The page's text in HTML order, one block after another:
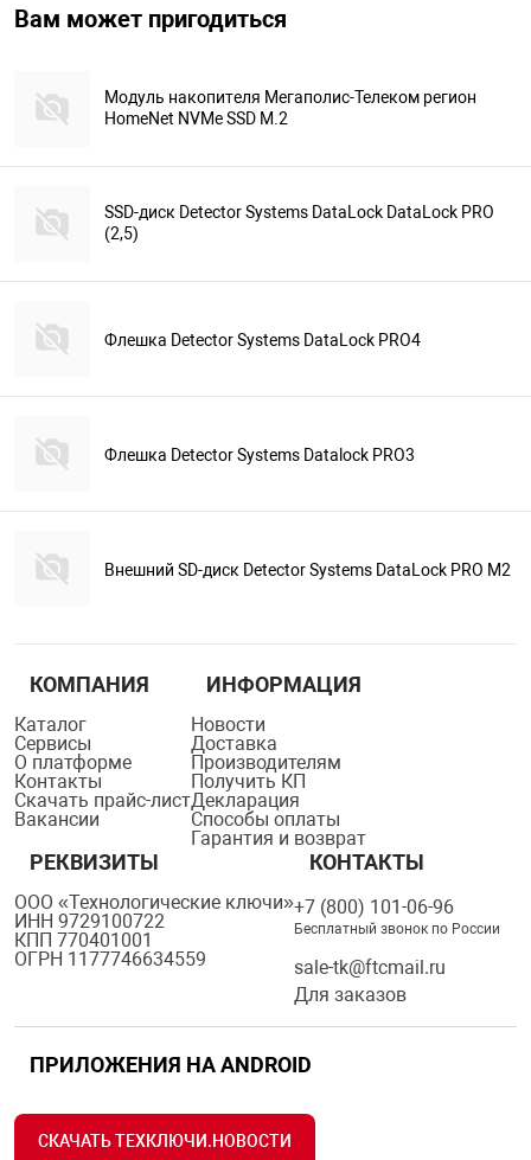
Вам может пригодиться
Модуль накопителя Мегаполис-Телеком регион
HomeNet NVMe SSD M.2
SSD-диск Detector Systems DataLock DataLock PRO
(2,5)
Флешка Detector Systems DataLock PRO4
Флешка Detector Systems Datalock PRO3
Внешний SD-диск Detector Systems DataLock PRO M2
КОМПАНИЯ
Каталог
Сервисы
О платформе
Контакты
Скачать прайс-лист
Вакансии
ИНФОРМАЦИЯ
Новости
Доставка
Производителям
Получить КП
Декларация
Способы оплаты
Гарантия и возврат
РЕКВИЗИТЫ
ООО «Технологические ключи»
ИНН 9729100722
КПП 770401001
ОГРН 1177746634559
КОНТАКТЫ
+7 (800) 101-06-96
Бесплатный звонок по России
sale-tk@ftcmail.ru
Для заказов
ПРИЛОЖЕНИЯ НА ANDROID
СКАЧАТЬ ТЕХКЛЮЧИ.НОВОСТИ